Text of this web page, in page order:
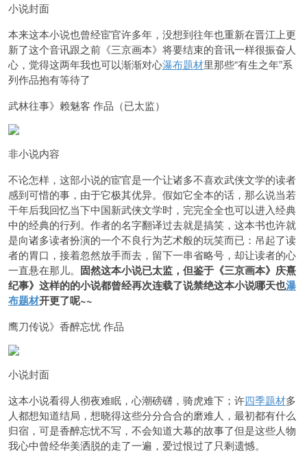
小说封面
本来这本小说也曾经宦官许多年，没想到往年也重新在晋江上更
新了这个音讯跟之前《三京画本》将要结束的音讯一样很振奋人
心，觉得这两年我也可以渐渐对心瀑布题材里那些“有生之年”系
列作品抱有等待了
武林往事》赖魅客 作品（已太监）
非小说内容
不论怎样，这部小说的宦官是一个让诸多不喜欢武侠文学的读者
感到可惜的事，由于它极其优异。假如它全本的话，那么说当若
干年后我回忆当下中国新武侠文学时，完完全全也可以进入经典
中的经典的行列。作者的名字翻译过去就是搞笑，这本书也许就
是向诸多读者扮演的一个不良行为艺术般的玩笑而已：吊起了读
者的胃口，接着忽然放手而去，留下一串省略号，却让读者的心
一直悬在那儿。 固然这本小说已太监，但鉴于《三京画本》庆熹
纪事》这样的的小说都曾经再次连载了说禁绝这本小说哪天也瀑
布题材开更了呢~~
鹰刀传说》香醉忘忧 作品
小说封面
这本小说看得人彻夜难眠，心潮磅礴，骑虎难下；许四季题材多
人都想知道结局，想晓得这些分分合合的磨难人，最初都有什么
归宿，可是香醉忘忧不写，不会知道大幕的故事了但是这些人物
我心中曾经华美洒脱的走了一遍，爱过恨过了只剩遗憾。